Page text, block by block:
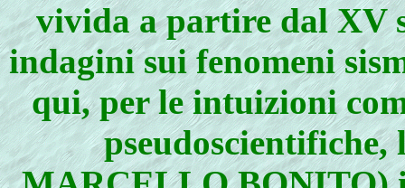
vivida a partire dal XV
indagini sui fenomeni
qui, per le intuizioni